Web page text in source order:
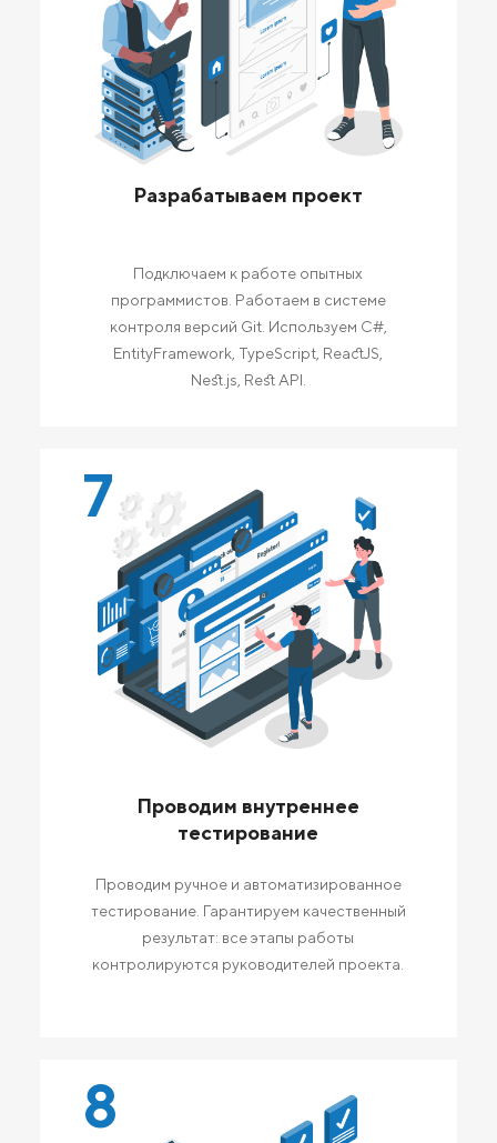
Разрабатываем проект
Подключаем к работе опытных
программистов. Работаем в системе
контроля версий Git. Используем C#,
EntityFramework, TypeScript, ReactJS,
Nest.js, Rest API.
7
Проводим внутреннее
тестирование
Проводим ручное и автоматизированное
тестирование. Гарантируем качественный
результат: все этапы работы
контролируются руководителей проекта.
8